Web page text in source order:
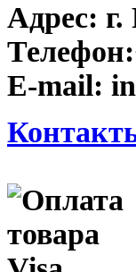
Адрес:
Телефон:
E-mail: